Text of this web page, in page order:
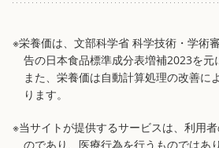
※栄養価は、文部科学省 科学技術・学術
告の日本食品標準成分表増補2023を元
また、栄養価は自動計算処理の改善に
ります。
※当サイトが提供するサービスは、利用
のであり、医療行為を行うものではあ